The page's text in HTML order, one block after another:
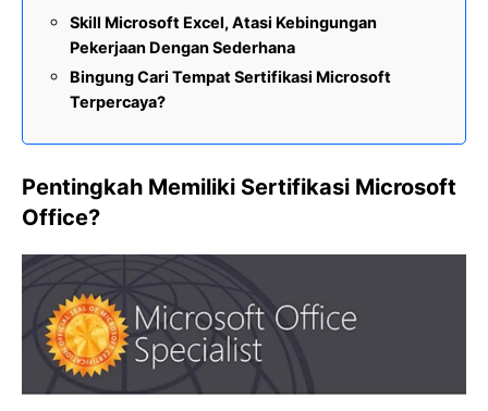
Skill Microsoft Excel, Atasi Kebingungan
Pekerjaan Dengan Sederhana
Bingung Cari Tempat Sertifikasi Microsoft
Terpercaya?
Pentingkah Memiliki Sertifikasi Microsoft
Office?